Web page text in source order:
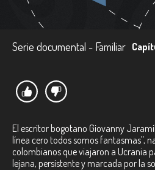
Serie documental - Familiar
El escritor bogotano Giovanny
línea cero todos somos fantasmas”,
colombianos que viajaron a Ucrania
lejana, persistente y marcada por la